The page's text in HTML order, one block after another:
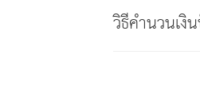
วิธีคำนวนเ